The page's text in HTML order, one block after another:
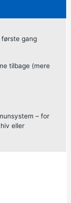
gang
tilbage (mere
– for
eller